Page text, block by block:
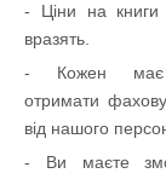
- Ціни на
вразять.
- Кожен має
отримати фахову
від нашого
- Ви маєте